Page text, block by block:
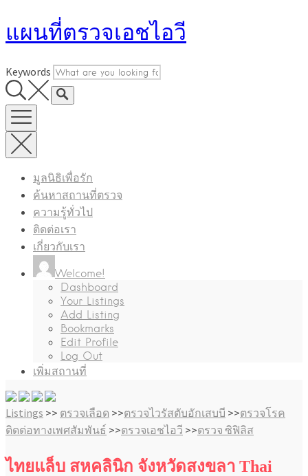
to
แผนที่ตรวจเอชไอวี
Keywords
มูลนิธิเพื่อรัก
ค้นหาสถานที่ตรวจ
ความรู้ทั่วไป
ติดต่อเรา
เกี่ยวกับเรา
Welcome!
Dashboard
Your Listings
Add Listing
Bookmarks
Edit Profile
Log Out
เพิ่มสถานที่
Listings >> ตรวจเลือด >>ตรวจไวรัสตับอักเสบบี >>ตรวจโรค
ติดต่อทางเพศสัมพันธ์ >>ตรวจเอชไอวี >>ตรวจ ซิฟิลิส
ไทยแล็บ สหคลินิก จังหวัดสงขลา Thai